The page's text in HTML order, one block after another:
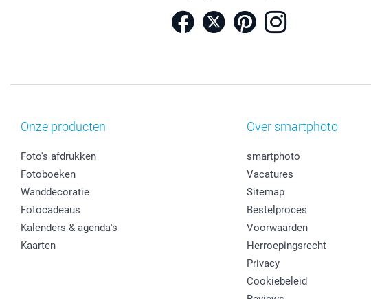
Onze producten
Foto's afdrukken
Fotoboeken
Wanddecoratie
Fotocadeaus
Kalenders & agenda's
Kaarten
Over smartphoto
smartphoto
Vacatures
Sitemap
Bestelproces
Voorwaarden
Herroepingsrecht
Privacy
Cookiebeleid